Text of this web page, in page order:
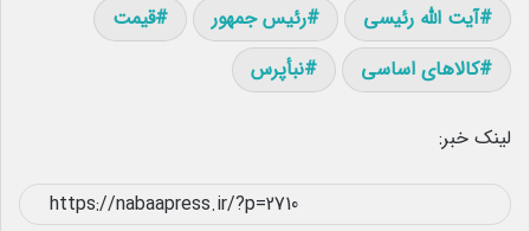
آیت الله رئیسی رئیس جمهور
قیمت
کالاهای اساسی
نبأپرس
لینک خبر: